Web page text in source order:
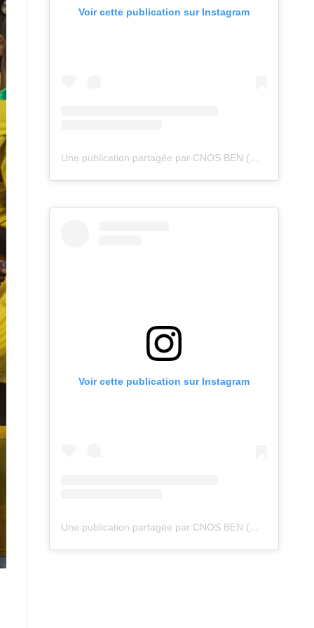
Voir cette publication sur Instagram
Une publication partagée par CNOS BEN (@cnos_ben)
Voir cette publication sur Instagram
Une publication partagée par CNOS BEN (@cnos_ben)